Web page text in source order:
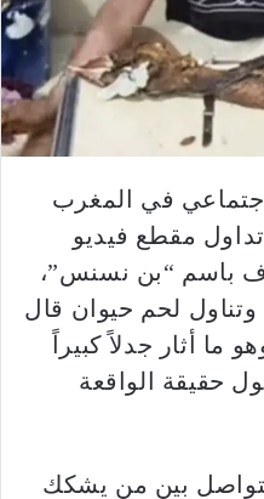
في المغرب
مقطع فيديو
باسم “بن نسنس”،
لحم حيوان قال
ما أثار جدلاً كبيراً
حقيقة الواقعة
بين من يشكك